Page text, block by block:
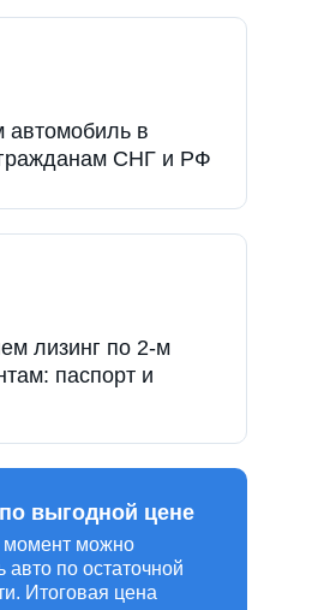
в
СНГ и РФ
лизинг по 2-м
паспорт и
можно
авто по остаточной
Итоговая цена
выгодной цене